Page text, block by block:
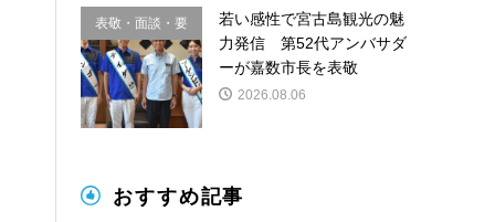
表敬・面談・要
請
若い感性で宮古島観光の魅
力発信 第52代アンバサダ
ーが嘉数市長を表敬
2026.08.06
おすすめ記事